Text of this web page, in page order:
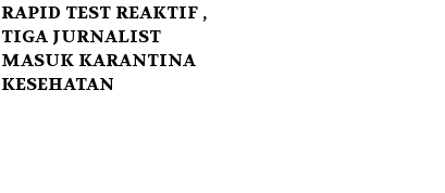
RAPID TEST REAKTIF ,
TIGA JURNALIST
MASUK KARANTINA
KESEHATAN